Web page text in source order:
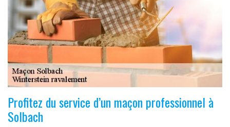
Profitez du service d’un maçon professionnel à
Solbach